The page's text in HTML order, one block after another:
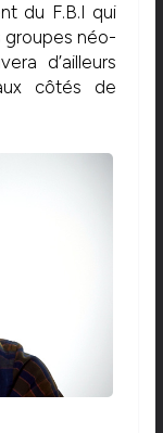
du F.B.I qui
groupes néo-
d’ailleurs
côtés de